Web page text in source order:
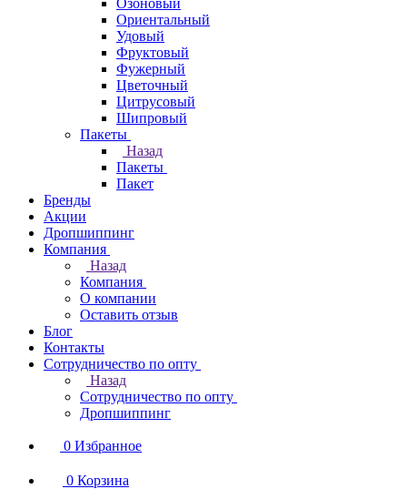
Озоновый
Ориентальный
Удовый
Фруктовый
Фужерный
Цветочный
Цитрусовый
Шипровый
Пакеты
Назад
Пакеты
Пакет
Бренды
Акции
Дропшиппинг
Компания
Назад
Компания
О компании
Оставить отзыв
Блог
Контакты
Сотрудничество по опту
Назад
Сотрудничество по опту
Дропшиппинг
0 Избранное
0 Корзина